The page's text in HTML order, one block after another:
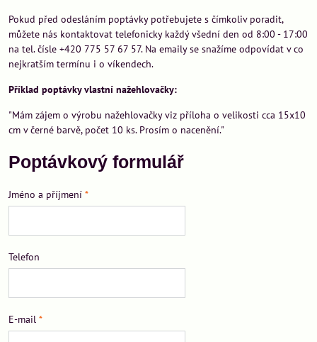
Pokud před odesláním poptávky potřebujete s čímkoliv poradit,
můžete nás kontaktovat telefonicky každý všední den od 8:00 - 17:00
na tel. čísle +420 775 57 67 57. Na emaily se snažíme odpovídat v co
nejkratším termínu i o víkendech.
Příklad poptávky vlastní nažehlovačky:
"Mám zájem o výrobu nažehlovačky viz příloha o velikosti cca 15x10
cm v černé barvě, počet 10 ks. Prosím o nacenění."
Poptávkový formulář
Jméno a příjmení *
Telefon
E-mail *